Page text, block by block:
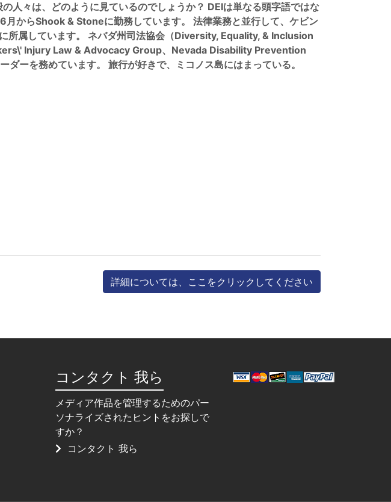
人々は、どのように見ているのでしょうか？ DEIは単なる頭字語ではな
からShook & Stoneに勤務しています。 法律業務と並行して、ケビン
所属しています。 ネバダ州司法協会（Diversity, Equality, & Inclusion
Injury Law & Advocacy Group、Nevada Disability Prevention
ーを務めています。 旅行が好きで、ミコノス島にはまっている。
詳細については、ここをクリックしてください
コンタクト 我ら
メディア作品を管理するためのパー
ソナライズされたヒントをお探しで
すか？
コンタクト 我ら